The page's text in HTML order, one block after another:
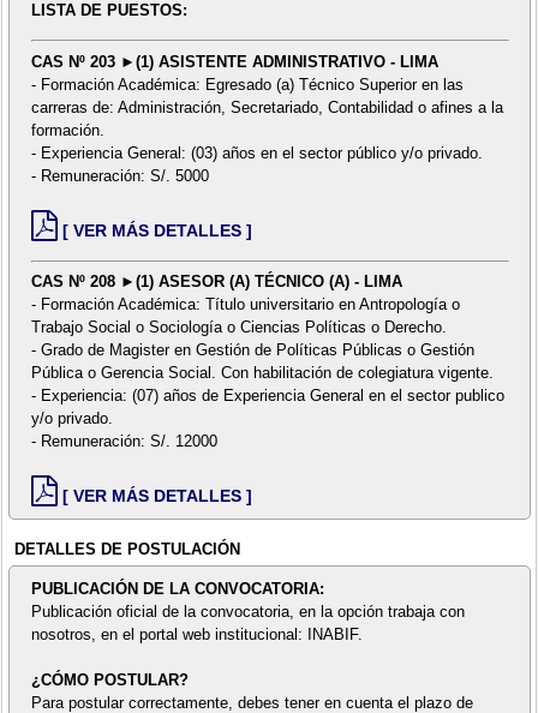
LISTA DE PUESTOS:
CAS Nº 203 ►(1) ASISTENTE ADMINISTRATIVO - LIMA
- Formación Académica: Egresado (a) Técnico Superior en las
carreras de: Administración, Secretariado, Contabilidad o afines a la
formación.
- Experiencia General: (03) años en el sector público y/o privado.
- Remuneración: S/. 5000
[ VER MÁS DETALLES ]
CAS Nº 208 ►(1) ASESOR (A) TÉCNICO (A) - LIMA
- Formación Académica: Título universitario en Antropología o
Trabajo Social o Sociología o Ciencias Políticas o Derecho.
- Grado de Magister en Gestión de Políticas Públicas o Gestión
Pública o Gerencia Social. Con habilitación de colegiatura vigente.
- Experiencia: (07) años de Experiencia General en el sector publico
y/o privado.
- Remuneración: S/. 12000
[ VER MÁS DETALLES ]
DETALLES DE POSTULACIÓN
PUBLICACIÓN DE LA CONVOCATORIA:
Publicación oficial de la convocatoria, en la opción trabaja con
nosotros, en el portal web institucional: INABIF.
¿CÓMO POSTULAR?
Para postular correctamente, debes tener en cuenta el plazo de